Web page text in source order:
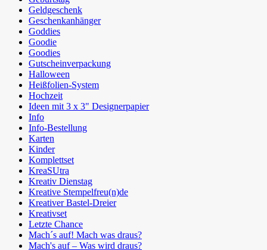
Geldgeschenk
Geschenkanhänger
Goddies
Goodie
Goodies
Gutscheinverpackung
Halloween
Heißfolien-System
Hochzeit
Ideen mit 3 x 3" Designerpapier
Info
Info-Bestellung
Karten
Kinder
Komplettset
KreaSUtra
Kreativ Dienstag
Kreative Stempelfreu(n)de
Kreativer Bastel-Dreier
Kreativset
Letzte Chance
Mach´s auf! Mach was draus?
Mach's auf – Was wird draus?